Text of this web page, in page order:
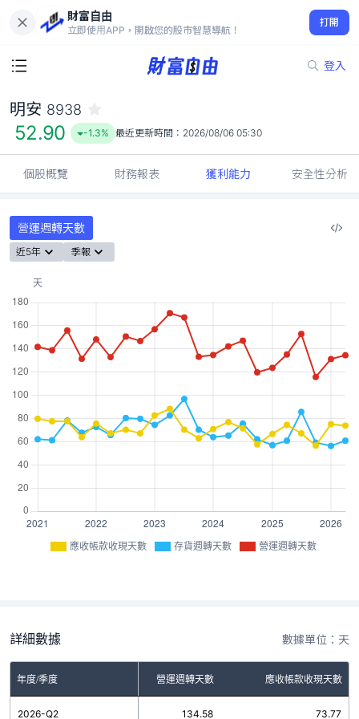
財富自由
立即使用APP，開啟您的股市智慧導航！
打開
登入
52.90
-1.3%
明安 8938
52.90 -1.3% 最近更新時間： 2026/08/06 05:30
個股概覽 財務報表 獲利能力 安全性分析
營運週轉天數
近5年 季報
應收帳款收現天數 存貨週轉天數 營運週轉天數
詳細數據 數據單位：天
年度/季度
存貨週轉天數 營運週轉天數 應收帳款收現天數
2026-Q2 134.58 73.77